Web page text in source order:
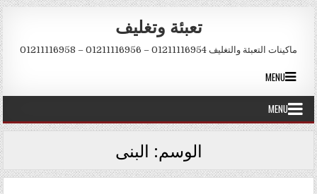
Skip to content
تعبئة وتغليف
ماكينات التعبئة والتغليف 01211116954 – 01211116956 – 01211116958
MENU
MENU
الوسم: البنى